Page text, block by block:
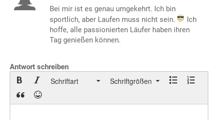
Bei mir ist es genau umgekehrt. Ich bin
sportlich, aber Laufen muss nicht sein.
Ich
hoffe, alle passionierten Läufer haben ihren
Tag genießen können.
Antwort schreiben
Schriftart Schriftgrößen